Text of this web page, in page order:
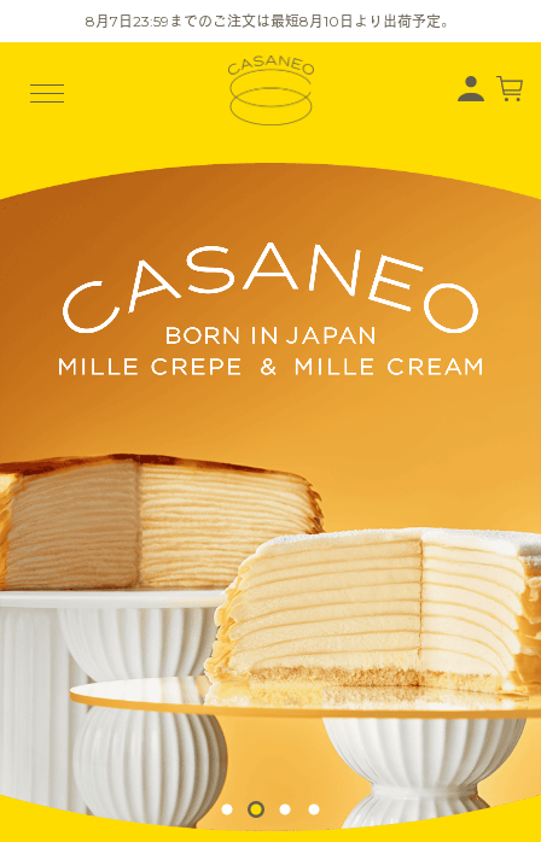
8 月7 日23:59までのご注文は最短8 月10 日より出荷予定。